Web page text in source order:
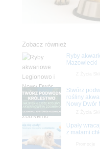
Zobacz również
Ryby
Mazowiecki
Stwórz
rośliny
Nowy Dwór
Upały
z matami